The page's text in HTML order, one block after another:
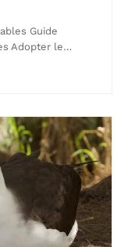
Guide
Adopter le…